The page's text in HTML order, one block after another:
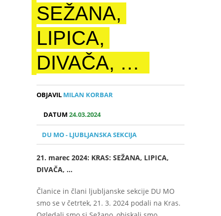
SEŽANA,
LIPICA,
DIVAČA, …
OBJAVIL MILAN KORBAR
DATUM24.03.2024
DU MO - LJUBLJANSKA SEKCIJA
21. marec 2024: KRAS: SEŽANA, LIPICA,
DIVAČA, …
Članice in člani ljubljanske sekcije DU MO
smo se v četrtek, 21. 3. 2024 podali na Kras.